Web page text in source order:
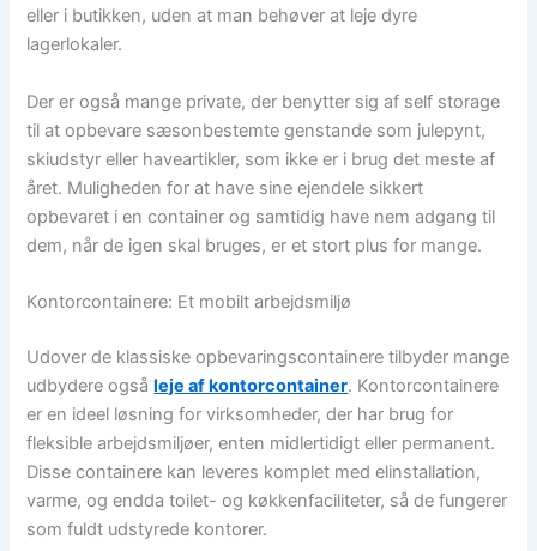
eller i butikken, uden at man behøver at leje dyre
lagerlokaler.
Der er også mange private, der benytter sig af self storage
til at opbevare sæsonbestemte genstande som julepynt,
skiudstyr eller haveartikler, som ikke er i brug det meste af
året. Muligheden for at have sine ejendele sikkert
opbevaret i en container og samtidig have nem adgang til
dem, når de igen skal bruges, er et stort plus for mange.
Kontorcontainere: Et mobilt arbejdsmiljø
Udover de klassiske opbevaringscontainere tilbyder mange
udbydere ogsåleje af kontorcontainer. Kontorcontainere
er en ideel løsning for virksomheder, der har brug for
fleksible arbejdsmiljøer, enten midlertidigt eller permanent.
Disse containere kan leveres komplet med elinstallation,
varme, og endda toilet- og køkkenfaciliteter, så de fungerer
som fuldt udstyrede kontorer.